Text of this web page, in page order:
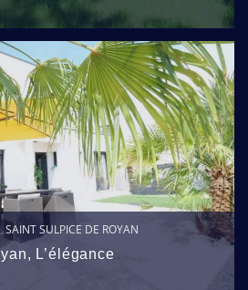
| SAINT SULPICE DE ROYAN
L’élégance